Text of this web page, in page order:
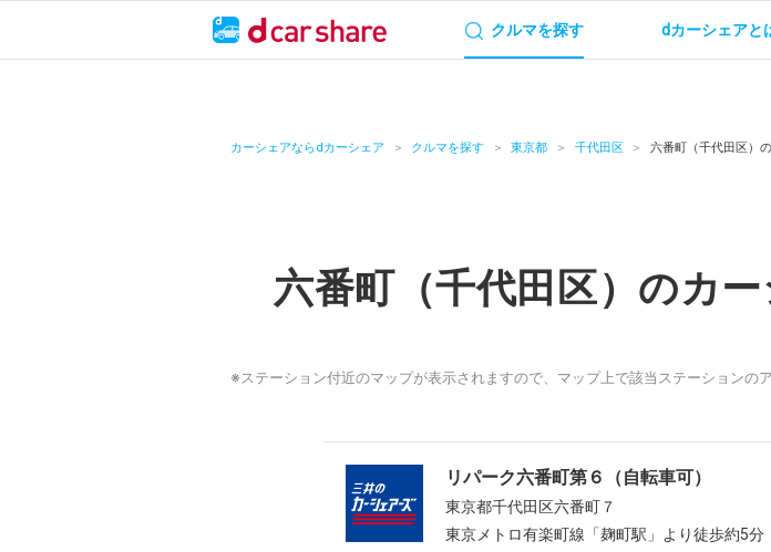
クルマを探す dカーシェアと
カーシェアならdカーシェア クルマを探す 東京都 千代田区 六番町（千代田区）
六番町（千代田区）のカ
※ステーション付近のマップが表示されますので、マップ上で該当ステーションの
リパーク六番町第６（自転車可）
東京都千代田区六番町７
東京メトロ有楽町線「麹町駅」より徒歩約5分
よくあるご質問・お問い合わせ